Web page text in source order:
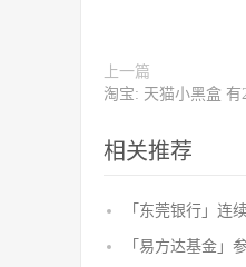
上一篇
淘宝: 天猫小黑盒
相关推荐
「东莞银行」连
「易方达基金」